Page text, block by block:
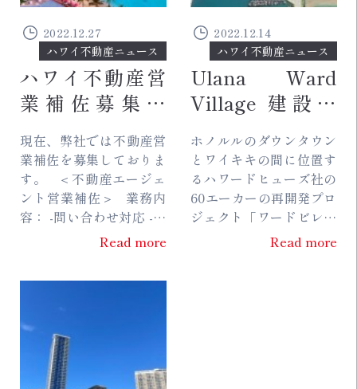
2022.12.27
ハワイ不動産ニュース
ハワイ不動産営
業補佐募集中
（ビザサポート
有）
現在、弊社では不動産営
業補佐を募集しておりま
す。 ＜不動産エージェ
ント営業補佐＞ 業務内
容： -問い合わせ対応 -内
見の調整 -物件調査補佐 -
Read more
2022.12.14
ハワイ不動産ニュース
Ulana Ward
Village 建設開
ホノルルのダウンタウン
とワイキキの間に位置す
るハワードヒューズ社の
60エーカーの再開発プロ
ジェクト「ワードビレッ
ジ」は今週、同地区で9
Read more